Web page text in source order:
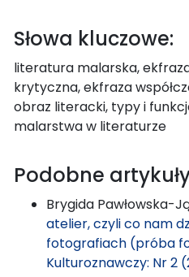
Słowa kluczowe:
literatura malarska,
krytyczna, ekfraza
obraz literacki, typy i
malarstwa w literaturze
Podobne
Brygida Pawłowska-
atelier, czyli co nam
fotografiach (próba
Kulturoznawczy: Nr 2